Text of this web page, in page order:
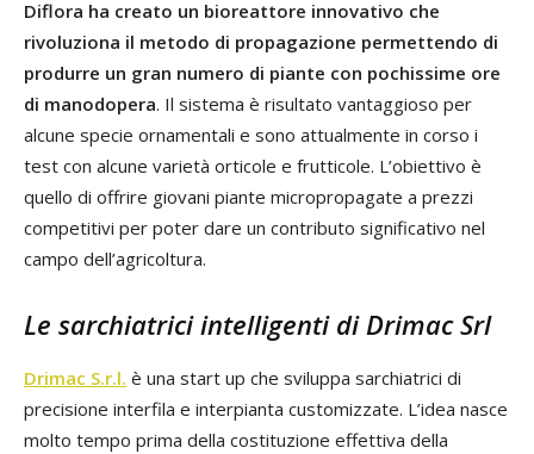
Diflora ha creato un bioreattore innovativo che
rivoluziona il metodo di propagazione permettendo di
produrre un gran numero di piante con pochissime ore
di manodopera. Il sistema è risultato vantaggioso per
alcune specie ornamentali e sono attualmente in corso i
test con alcune varietà orticole e frutticole. L’obiettivo è
quello di offrire giovani piante micropropagate a prezzi
competitivi per poter dare un contributo significativo nel
campo dell’agricoltura.
Le sarchiatrici intelligenti di Drimac Srl
Drimac S.r.l. è una start up che sviluppa sarchiatrici di
precisione interfila e interpianta customizzate. L’idea nasce
molto tempo prima della costituzione effettiva della